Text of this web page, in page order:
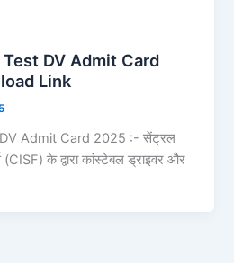
DV Admit Card
Link
Admit Card 2025 :- सेंट्रल
(CISF) के द्वारा कांस्टेबल ड्राइवर और